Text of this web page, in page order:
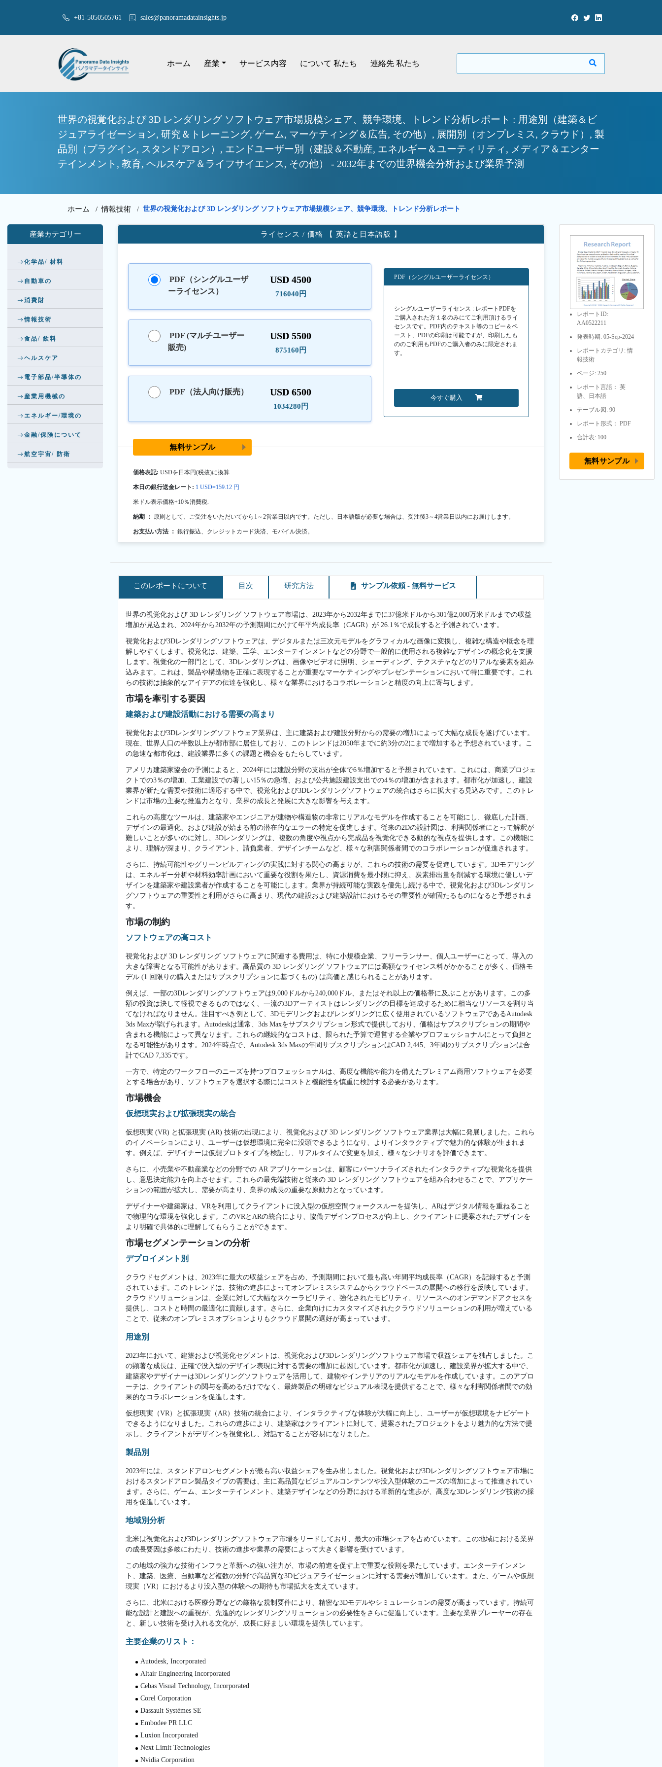
+81-5050505761 sales@panoramadatainsights.jp
ホーム 産業 サービス内容 について 私たち 連絡先 私たち
世界の視覚化および 3D レンダリング ソフトウェア市場規模シェア、競争環境、トレンド分析レポート : 用途別（建築＆ビ
ジュアライゼーション, 研究＆トレーニング, ゲーム, マーケティング＆広告, その他）, 展開別（オンプレミス, クラウド）, 製
品別（プラグイン, スタンドアロン）, エンドユーザー別（建設＆不動産, エネルギー＆ユーティリティ, メディア＆エンター
テインメント, 教育, ヘルスケア＆ライフサイエンス, その他） - 2032年までの世界機会分析および業界予測
ホーム /情報技術 / 世界の視覚化および 3D レンダリング ソフトウェア市場規模シェア、競争環境、トレンド分析レポート
産業カテゴリー
化学品/ 材料
自動車の
消費財
情報技術
食品/ 飲料
ヘルスケア
電子部品/半導体の
産業用機械の
エネルギー/環境の
金融/保険について
航空宇宙/ 防衛
ライセンス / 価格 【 英語と日本語版 】
PDF（シングルユーザ
ーライセンス）
USD 4500
716040円
PDF (マルチユーザー
販売)
USD 5500
875160円
PDF（法人向け販売） USD 6500
1034280円
PDF（シングルユーザーライセンス）
シングルユーザーライセンス : レポートPDFを
ご購入された方１名のみにてご利用頂けるライ
センスです。PDF内のテキスト等のコピー＆ペ
ースト、PDFの印刷は可能ですが、印刷したも
ののご利用もPDFのご購入者のみに限定されま
す。
今すぐ購入
無料サンプル
価格表記: USDを日本円(税抜)に換算
本日の銀行送金レート: 1 USD=159.12 円
米ドル表示価格+10％消費税.
納期 ： 原則として、ご受注をいただいてから1～2営業日以内です。ただし、日本語版が必要な場合は、受注後3～4営業日以内にお届けします。
お支払い方法 ： 銀行振込、クレジットカード決済、モバイル決済。
このレポートについて 目次 研究方法 サンプル依頼 - 無料サービス
世界の視覚化および 3D レンダリング ソフトウェア市場は、2023年から2032年までに37億米ドルから301億2,000万米ドルまでの収益
増加が見込まれ、2024年から2032年の予測期間にかけて年平均成長率（CAGR）が 26.1％で成長すると予測されています。
視覚化および3Dレンダリングソフトウェアは、デジタルまたは三次元モデルをグラフィカルな画像に変換し、複雑な構造や概念を理
解しやすくします。視覚化は、建築、工学、エンターテインメントなどの分野で一般的に使用される複雑なデザインの概念化を支援
します。視覚化の一部門として、3Dレンダリングは、画像やビデオに照明、シェーディング、テクスチャなどのリアルな要素を組み
込みます。これは、製品や構造物を正確に表現することが重要なマーケティングやプレゼンテーションにおいて特に重要です。これ
らの技術は抽象的なアイデアの伝達を強化し、様々な業界におけるコラボレーションと精度の向上に寄与します。
市場を牽引する要因
建築および建設活動における需要の高まり
視覚化および3Dレンダリングソフトウェア業界は、主に建築および建設分野からの需要の増加によって大幅な成長を遂げています。
現在、世界人口の半数以上が都市部に居住しており、このトレンドは2050年までに約3分の2にまで増加すると予想されています。こ
の急速な都市化は、建設業界に多くの課題と機会をもたらしています。
アメリカ建築家協会の予測によると、2024年には建設分野の支出が全体で6％増加すると予想されています。これには、商業プロジェ
クトでの3％の増加、工業建設での著しい15％の急増、および公共施設建設支出での4％の増加が含まれます。都市化が加速し、建設
業界が新たな需要や技術に適応する中で、視覚化および3Dレンダリングソフトウェアの統合はさらに拡大する見込みです。このトレ
ンドは市場の主要な推進力となり、業界の成長と発展に大きな影響を与えます。
これらの高度なツールは、建築家やエンジニアが建物や構造物の非常にリアルなモデルを作成することを可能にし、徹底した計画、
デザインの最適化、および建設が始まる前の潜在的なエラーの特定を促進します。従来の2Dの設計図は、利害関係者にとって解釈が
難しいことが多いのに対し、3Dレンダリングは、複数の角度や視点から完成品を視覚化できる動的な視点を提供します。この機能に
より、理解が深まり、クライアント、請負業者、デザインチームなど、様々な利害関係者間でのコラボレーションが促進されます。
さらに、持続可能性やグリーンビルディングの実践に対する関心の高まりが、これらの技術の需要を促進しています。3Dモデリング
は、エネルギー分析や材料効率計画において重要な役割を果たし、資源消費を最小限に抑え、炭素排出量を削減する環境に優しいデ
ザインを建築家や建設業者が作成することを可能にします。業界が持続可能な実践を優先し続ける中で、視覚化および3Dレンダリン
グソフトウェアの重要性と利用がさらに高まり、現代の建設および建築設計におけるその重要性が確固たるものになると予想されま
す。
市場の制約
ソフトウェアの高コスト
視覚化および 3D レンダリング ソフトウェアに関連する費用は、特に小規模企業、フリーランサー、個人ユーザーにとって、導入の
大きな障害となる可能性があります。高品質の 3D レンダリング ソフトウェアには高額なライセンス料がかかることが多く、価格モ
デル (1 回限りの購入またはサブスクリプションに基づくもの) は高価と感じられることがあります。
例えば、一部の3Dレンダリングソフトウェアは9,000ドルから240,000ドル、またはそれ以上の価格帯に及ぶことがあります。この多
額の投資は決して軽視できるものではなく、一流の3Dアーティストはレンダリングの目標を達成するために相当なリソースを割り当
てなければなりません。注目すべき例として、3Dモデリングおよびレンダリングに広く使用されているソフトウェアであるAutodesk
3ds Maxが挙げられます。Autodeskは通常、3ds Maxをサブスクリプション形式で提供しており、価格はサブスクリプションの期間や
含まれる機能によって異なります。これらの継続的なコストは、限られた予算で運営する企業やプロフェッショナルにとって負担と
なる可能性があります。2024年時点で、Autodesk 3ds Maxの年間サブスクリプションはCAD 2,445、3年間のサブスクリプションは合
計でCAD 7,335です。
一方で、特定のワークフローのニーズを持つプロフェッショナルは、高度な機能や能力を備えたプレミアム商用ソフトウェアを必要
とする場合があり、ソフトウェアを選択する際にはコストと機能性を慎重に検討する必要があります。
市場機会
仮想現実および拡張現実の統合
仮想現実 (VR) と拡張現実 (AR) 技術の出現により、視覚化および 3D レンダリング ソフトウェア業界は大幅に発展しました。これら
のイノベーションにより、ユーザーは仮想環境に完全に没頭できるようになり、よりインタラクティブで魅力的な体験が生まれま
す。例えば、デザイナーは仮想プロトタイプを検証し、リアルタイムで変更を加え、様々なシナリオを評価できます。
さらに、小売業や不動産業などの分野での AR アプリケーションは、顧客にパーソナライズされたインタラクティブな視覚化を提供
し、意思決定能力を向上させます。これらの最先端技術と従来の 3D レンダリング ソフトウェアを組み合わせることで、アプリケー
ションの範囲が拡大し、需要が高まり、業界の成長の重要な原動力となっています。
デザイナーや建築家は、VRを利用してクライアントに没入型の仮想空間ウォークスルーを提供し、ARはデジタル情報を重ねること
で物理的な環境を強化します。このVRとARの統合により、協働デザインプロセスが向上し、クライアントに提案されたデザインを
より明確で具体的に理解してもらうことができます。
市場セグメンテーションの分析
デプロイメント別
クラウドセグメントは、2023年に最大の収益シェアを占め、予測期間において最も高い年間平均成長率（CAGR）を記録すると予測
されています。このトレンドは、技術の進歩によってオンプレミスシステムからクラウドベースの展開への移行を反映しています。
クラウドソリューションは、企業に対して大幅なスケーラビリティ、強化されたモビリティ、リソースへのオンデマンドアクセスを
提供し、コストと時間の最適化に貢献します。さらに、企業向けにカスタマイズされたクラウドソリューションの利用が増えている
ことで、従来のオンプレミスオプションよりもクラウド展開の選好が高まっています。
用途別
2023年において、建築および視覚化セグメントは、視覚化および3Dレンダリングソフトウェア市場で収益シェアを独占しました。こ
の顕著な成長は、正確で没入型のデザイン表現に対する需要の増加に起因しています。都市化が加速し、建設業界が拡大する中で、
建築家やデザイナーは3Dレンダリングソフトウェアを活用して、建物やインテリアのリアルなモデルを作成しています。このアプロ
ーチは、クライアントの関与を高めるだけでなく、最終製品の明確なビジュアル表現を提供することで、様々な利害関係者間での効
果的なコラボレーションを促進します。
仮想現実（VR）と拡張現実（AR）技術の統合により、インタラクティブな体験が大幅に向上し、ユーザーが仮想環境をナビゲート
できるようになりました。これらの進歩により、建築家はクライアントに対して、提案されたプロジェクトをより魅力的な方法で提
示し、クライアントがデザインを視覚化し、対話することが容易になりました。
製品別
2023年には、スタンドアロンセグメントが最も高い収益シェアを生み出しました。視覚化および3Dレンダリングソフトウェア市場に
おけるスタンドアロン製品タイプの需要は、主に高品質なビジュアルコンテンツや没入型体験のニーズの増加によって推進されてい
ます。さらに、ゲーム、エンターテインメント、建築デザインなどの分野における革新的な進歩が、高度な3Dレンダリング技術の採
用を促進しています。
地域別分析
北米は視覚化および3Dレンダリングソフトウェア市場をリードしており、最大の市場シェアを占めています。この地域における業界
の成長要因は多岐にわたり、技術の進歩や業界の需要によって大きく影響を受けています。
この地域の強力な技術インフラと革新への強い注力が、市場の前進を促す上で重要な役割を果たしています。エンターテインメン
ト、建築、医療、自動車など複数の分野で高品質な3Dビジュアライゼーションに対する需要が増加しています。また、ゲームや仮想
現実（VR）におけるより没入型の体験への期待も市場拡大を支えています。
さらに、北米における医療分野などの厳格な規制要件により、精密な3Dモデルやシミュレーションの需要が高まっています。持続可
能な設計と建設への重視が、先進的なレンダリングソリューションの必要性をさらに促進しています。主要な業界プレーヤーの存在
と、新しい技術を受け入れる文化が、成長に好ましい環境を提供しています。
主要企業のリスト：
Autodesk, Incorporated
Altair Engineering Incorporated
Cebas Visual Technology, Incorporated
Corel Corporation
Dassault Systèmes SE
Embodee PR LLC
Luxion Incorporated
Next Limit Technologies
Nvidia Corporation
レポートID:
AA0522211
発表時期: 05-Sep-2024
レポートカテゴリ: 情
報技術
ページ: 250
レポート言語： 英
語、日本語
テーブル図: 90
レポート形式： PDF
合計表: 100
無料サンプル